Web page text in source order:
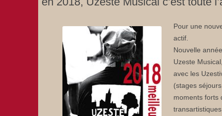
Pour une
actif.
Nouvelle
Uzeste
avec les
(stages
moments forts